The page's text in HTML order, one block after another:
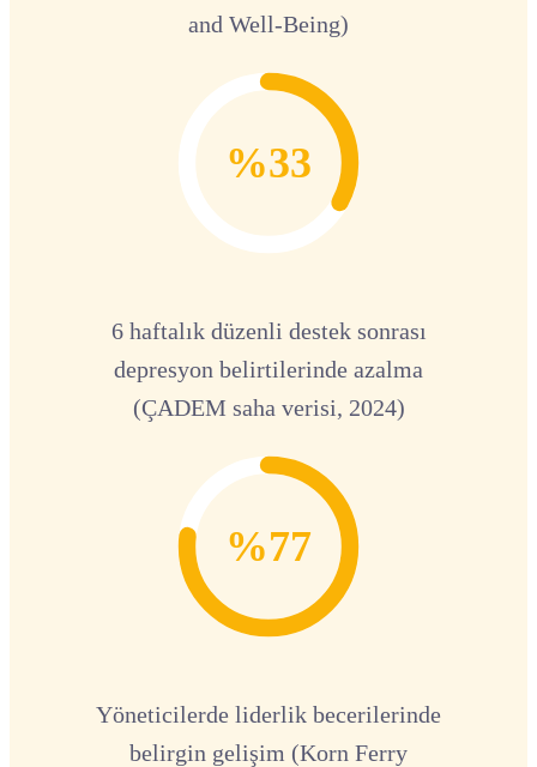
and Well-Being)
%33
6 haftalık düzenli destek sonrası
depresyon belirtilerinde azalma
(ÇADEM saha verisi, 2024)
%77
Yöneticilerde liderlik becerilerinde
belirgin gelişim (Korn Ferry